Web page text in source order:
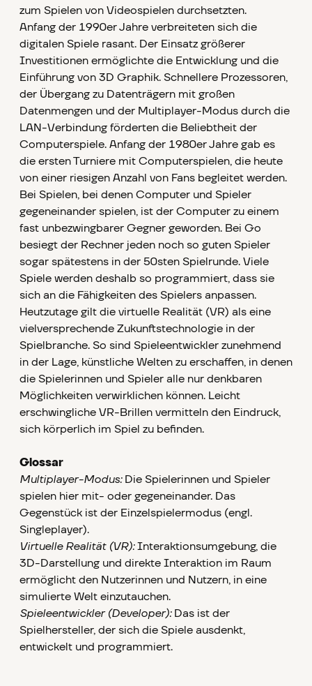
zum Spielen von Videospielen durchsetzten.
Anfang der 1990er Jahre verbreiteten sich die
digitalen Spiele rasant. Der Einsatz größerer
Investitionen ermöglichte die Entwicklung und die
Einführung von 3D Graphik. Schnellere Prozessoren,
der Übergang zu Datenträgern mit großen
Datenmengen und der Multiplayer-Modus durch die
LAN-Verbindung förderten die Beliebtheit der
Computerspiele. Anfang der 1980er Jahre gab es
die ersten Turniere mit Computerspielen, die heute
von einer riesigen Anzahl von Fans begleitet werden.
Bei Spielen, bei denen Computer und Spieler
gegeneinander spielen, ist der Computer zu einem
fast unbezwingbarer Gegner geworden. Bei Go
besiegt der Rechner jeden noch so guten Spieler
sogar spätestens in der 50sten Spielrunde. Viele
Spiele werden deshalb so programmiert, dass sie
sich an die Fähigkeiten des Spielers anpassen.
Heutzutage gilt die virtuelle Realität (VR) als eine
vielversprechende Zukunftstechnologie in der
Spielbranche. So sind Spieleentwickler zunehmend
in der Lage, künstliche Welten zu erschaffen, in denen
die Spielerinnen und Spieler alle nur denkbaren
Möglichkeiten verwirklichen können. Leicht
erschwingliche VR-Brillen vermitteln den Eindruck,
sich körperlich im Spiel zu befinden.
Glossar
Multiplayer-Modus:Die Spielerinnen und Spieler
spielen hier mit- oder gegeneinander. Das
Gegenstück ist der Einzelspielermodus (engl.
Singleplayer).
Virtuelle Realität (VR):Interaktionsumgebung, die
3D-Darstellung und direkte Interaktion im Raum
ermöglicht den Nutzerinnen und Nutzern, in eine
simulierte Welt einzutauchen.
Spieleentwickler (Developer):Das ist der
Spielhersteller, der sich die Spiele ausdenkt,
entwickelt und programmiert.